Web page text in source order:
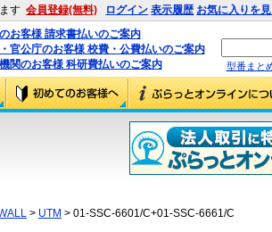
す 会員登録(無料) ログイン 表示履歴 お気に入りを
お客様 請求書払いのご案内
官公庁のお客様 校費・公費払いのご案内
関のお客様 科研費払いのご案内
型番まと
> UTM > 01-SSC-6601/C+01-SSC-6661/C